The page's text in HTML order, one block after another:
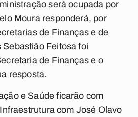
será ocupada por
Moura responderá, por
de Finanças e de
Sebastião Feitosa foi
de Finanças e o
resposta.
e Saúde ficarão com
com José Olavo